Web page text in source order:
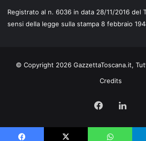
Registrato al n. 6036 in data 28/11/2016 del
sensi della legge sulla stampa 8 febbraio
© Copyright 2026 GazzettaToscana.it,
Credits
Facebook